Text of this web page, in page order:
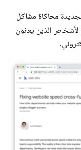
محاكاة مشاكل
الذين يعانون